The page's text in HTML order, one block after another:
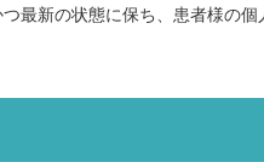
最新の状態に保ち、患者様の